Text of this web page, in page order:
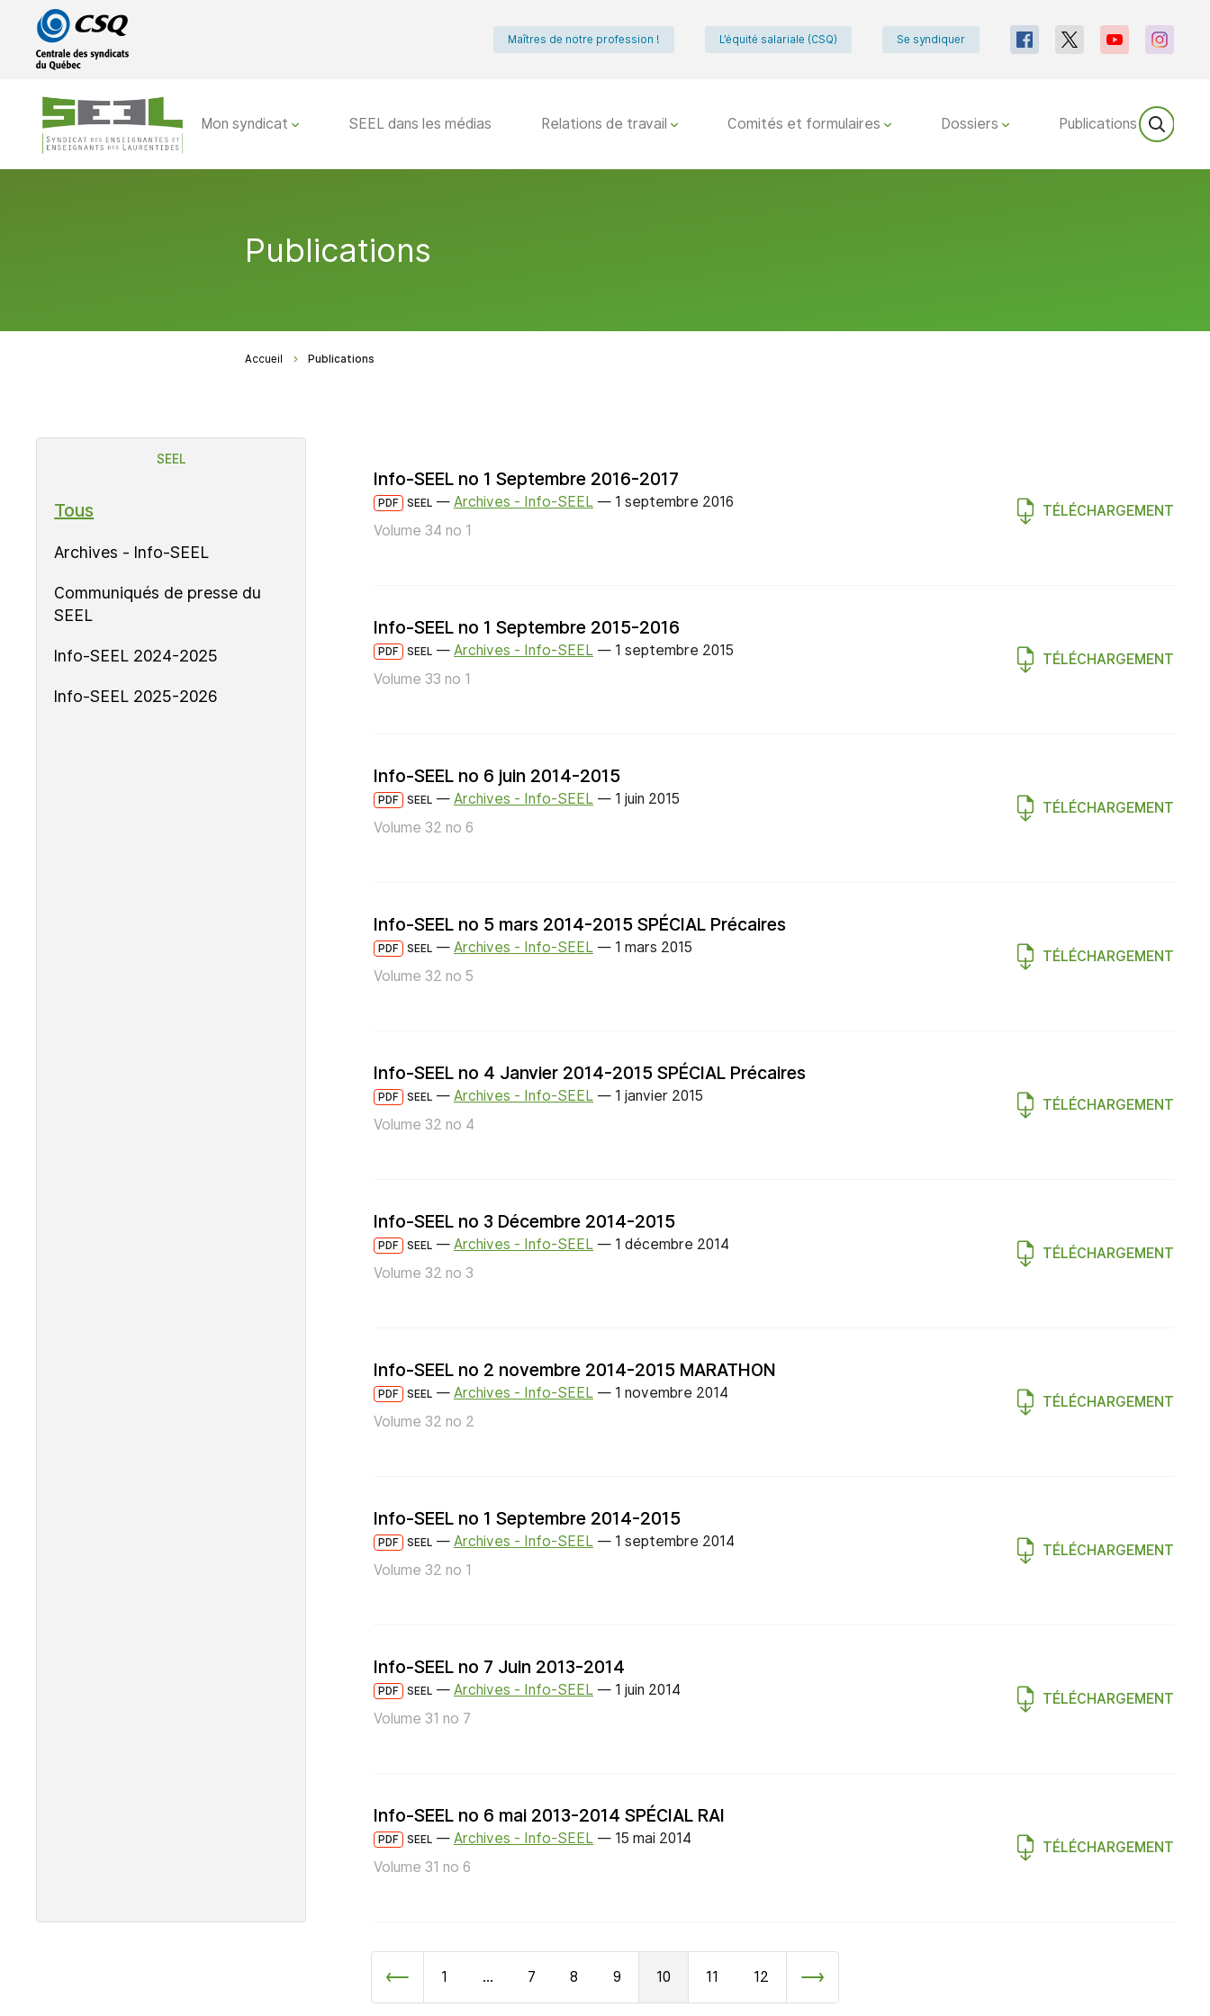
Passer
menu
principal
Passer
contenu
Maîtres de notre profession ! L’équité salariale (CSQ) Se syndiquer
Mon syndicat SEEL dans les médias Relations de travail Comités et formulaires Dossiers Publications
Publications
Accueil Publications
SEEL
Tous
Archives - Info-SEEL
Communiqués de presse du
SEEL
Info-SEEL 2024-2025
Info-SEEL 2025-2026
Info-SEEL no 1 Septembre 2016-2017
PDF SEEL — Archives - Info-SEEL — 1 septembre 2016
Volume 34 no 1
TÉLÉCHARGEMENT
Info-SEEL no 1 Septembre 2015-2016
PDF SEEL — Archives - Info-SEEL — 1 septembre 2015
Volume 33 no 1
TÉLÉCHARGEMENT
Info-SEEL no 6 juin 2014-2015
PDF SEEL — Archives - Info-SEEL — 1 juin 2015
Volume 32 no 6
TÉLÉCHARGEMENT
Info-SEEL no 5 mars 2014-2015 SPÉCIAL Précaires
PDF SEEL — Archives - Info-SEEL — 1 mars 2015
Volume 32 no 5
TÉLÉCHARGEMENT
Info-SEEL no 4 Janvier 2014-2015 SPÉCIAL Précaires
PDF SEEL — Archives - Info-SEEL — 1 janvier 2015
Volume 32 no 4
TÉLÉCHARGEMENT
Info-SEEL no 3 Décembre 2014-2015
PDF SEEL — Archives - Info-SEEL — 1 décembre 2014
Volume 32 no 3
TÉLÉCHARGEMENT
Info-SEEL no 2 novembre 2014-2015 MARATHON
PDF SEEL — Archives - Info-SEEL — 1 novembre 2014
Volume 32 no 2
TÉLÉCHARGEMENT
Info-SEEL no 1 Septembre 2014-2015
PDF SEEL — Archives - Info-SEEL — 1 septembre 2014
Volume 32 no 1
TÉLÉCHARGEMENT
Info-SEEL no 7 Juin 2013-2014
PDF SEEL — Archives - Info-SEEL — 1 juin 2014
Volume 31 no 7
TÉLÉCHARGEMENT
Info-SEEL no 6 mai 2013-2014 SPÉCIAL RAI
PDF SEEL — Archives - Info-SEEL — 15 mai 2014
Volume 31 no 6
TÉLÉCHARGEMENT
Précédent
1 … 7 8 9 10 11 12
Suivant